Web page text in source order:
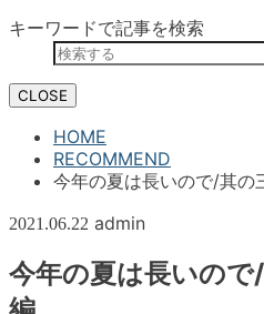
キーワードで記事を検索
CLOSE
HOME
RECOMMEND
今年の夏は長いので/其の
2021.06.22 admin
今年の夏は長いの